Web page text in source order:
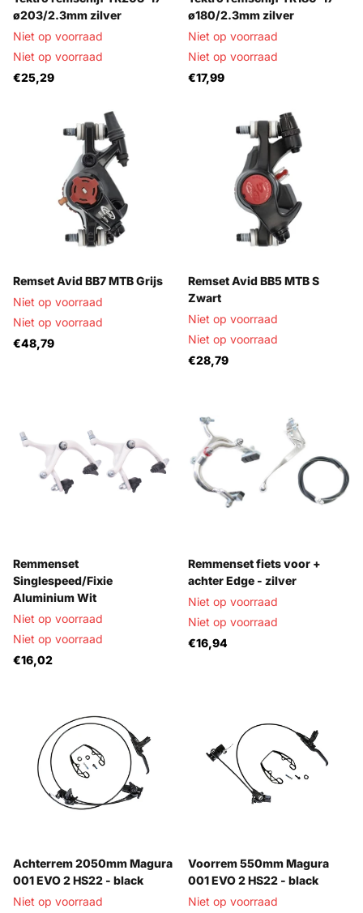
ø203/2.3mm zilver
Niet op voorraad
Niet op voorraad
€25,29
ø180/2.3mm zilver
Niet op voorraad
Niet op voorraad
€17,99
Remset Avid BB7 MTB Grijs
Niet op voorraad
Niet op voorraad
€48,79
Remset Avid BB5 MTB S
Zwart
Niet op voorraad
Niet op voorraad
€28,79
Remmenset
Singlespeed/Fixie
Aluminium Wit
Niet op voorraad
Niet op voorraad
€16,02
Remmenset fiets voor +
achter Edge - zilver
Niet op voorraad
Niet op voorraad
€16,94
Achterrem 2050mm Magura
001 EVO 2 HS22 - black
Niet op voorraad
Voorrem 550mm Magura
001 EVO 2 HS22 - black
Niet op voorraad